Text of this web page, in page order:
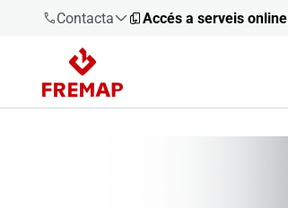
Contacta
900 61 00
61
Accés a serveis online